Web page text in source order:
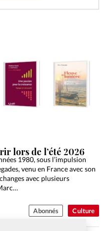
Culture
lors de l’été 2026
1980, sous l’impulsion
venu en France avec son
avec plusieurs
Abonnés